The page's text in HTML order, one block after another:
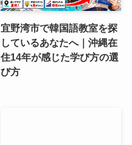
宜野湾市で韓国語教室を探
しているあなたへ｜沖縄在
住14年が感じた学び方の選
び方